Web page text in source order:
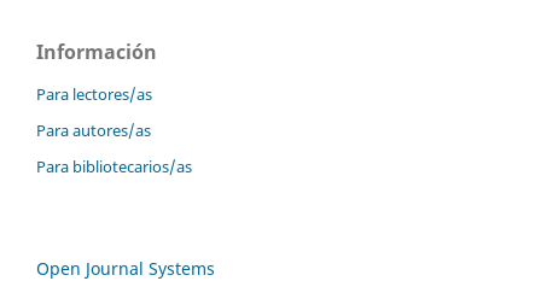
Información
Para lectores/as
Para autores/as
Para bibliotecarios/as
Open Journal Systems